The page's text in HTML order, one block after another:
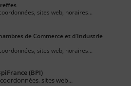
sites web, horaires...
de Commerce et d'Industrie
sites web, horaires...
(BPI)
sites web...